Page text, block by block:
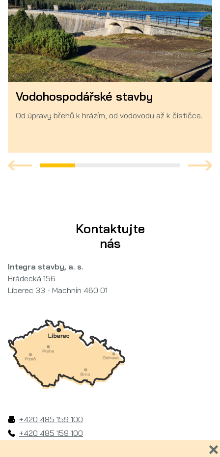
❌
Vodohospodářské stavby
Od úpravy břehů k hrázím, od vodovodu až k čističce.
Kontaktujte
nás
Integra stavby, a. s.
Hrádecká 156
Liberec 33 - Machnín 460 01
+420 485 159 100
+420 485 159 100